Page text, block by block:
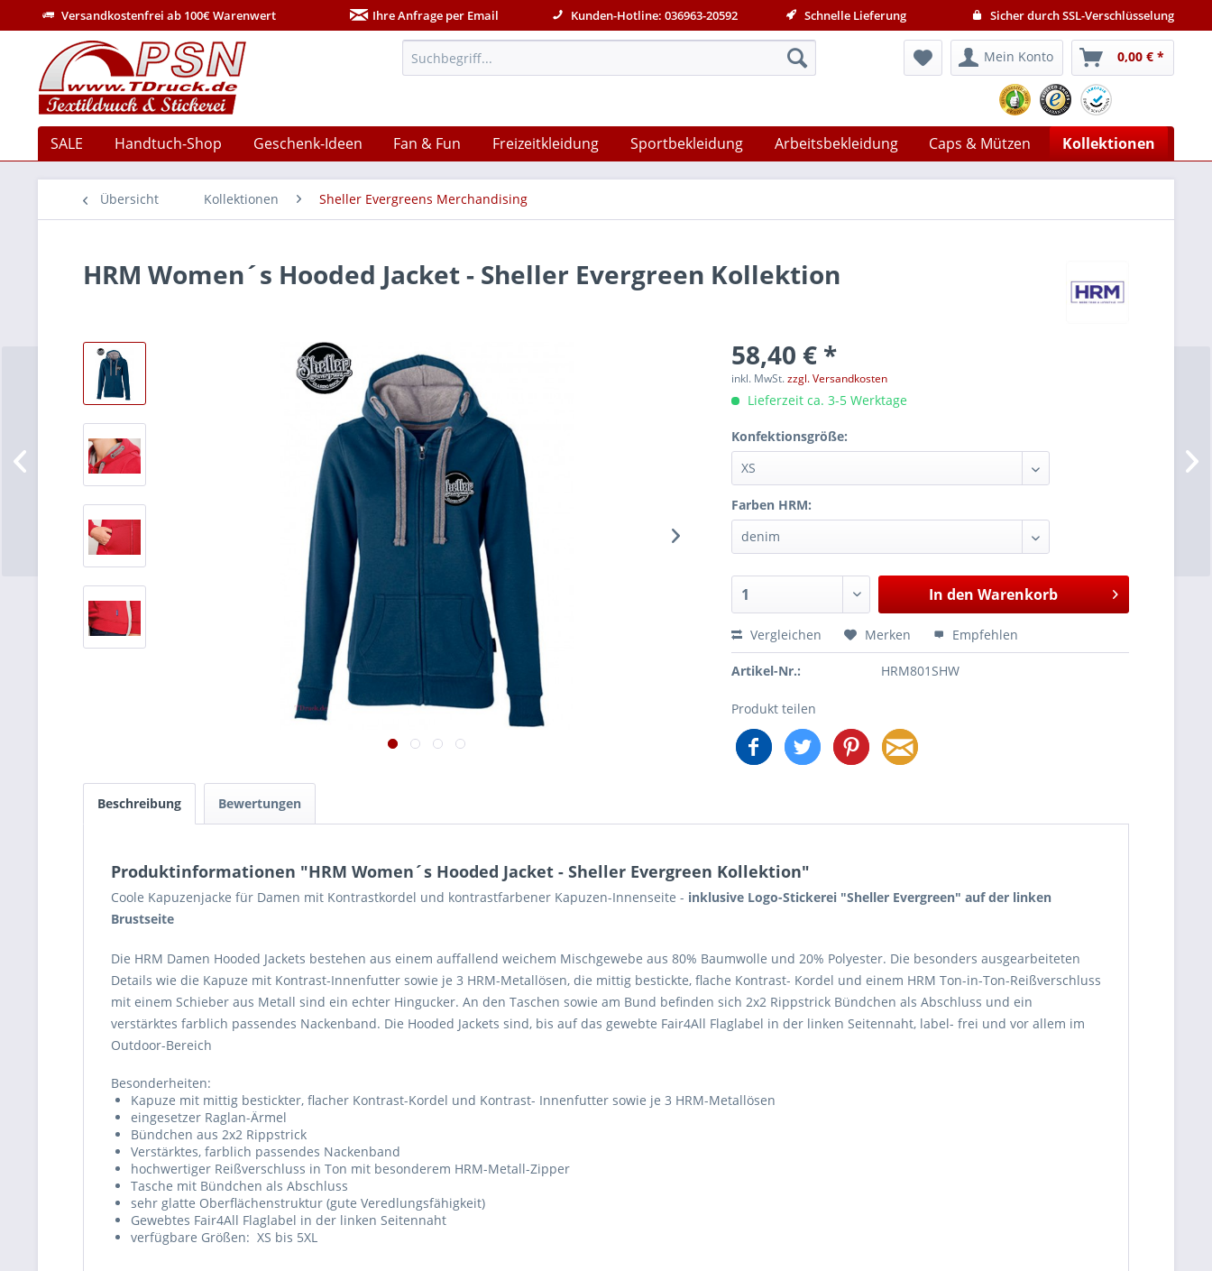
Versandkostenfrei ab 100€ Warenwert Ihre Anfrage per Email Kunden-Hotline: 036963-20592 Schnelle Lieferung Sicher durch SSL-Verschlüsselung
Mein Konto 0,00 € *
SALE Handtuch-Shop Geschenk-Ideen Fan & Fun Freizeitkleidung Sportbekleidung Arbeitsbekleidung Caps & Mützen Kollektionen
Übersicht Kollektionen Sheller Evergreens Merchandising
HRM Women´s Hooded Jacket - Sheller Evergreen Kollektion
58,40 € *
inkl. MwSt.zzgl. Versandkosten
Lieferzeit ca. 3-5 Werktage
Konfektionsgröße:
Farben HRM:
In den Warenkorb
Vergleichen Merken Empfehlen
Artikel-Nr.: HRM801SHW
Produkt teilen
Beschreibung Bewertungen
Produktinformationen "HRM Women´s Hooded Jacket - Sheller Evergreen Kollektion"
Coole Kapuzenjacke für Damen mit Kontrastkordel und kontrastfarbener Kapuzen-Innenseite - inklusive Logo-Stickerei "Sheller Evergreen" auf der linken
Brustseite
Die HRM Damen Hooded Jackets bestehen aus einem auffallend weichem Mischgewebe aus 80% Baumwolle und 20% Polyester. Die besonders ausgearbeiteten
Details wie die Kapuze mit Kontrast-Innenfutter sowie je 3 HRM-Metallösen, die mittig bestickte, flache Kontrast- Kordel und einem HRM Ton-in-Ton-Reißverschluss
mit einem Schieber aus Metall sind ein echter Hingucker. An den Taschen sowie am Bund befinden sich 2x2 Rippstrick Bündchen als Abschluss und ein
verstärktes farblich passendes Nackenband. Die Hooded Jackets sind, bis auf das gewebte Fair4All Flaglabel in der linken Seitennaht, label- frei und vor allem im
Outdoor-Bereich
Besonderheiten:
Kapuze mit mittig bestickter, flacher Kontrast-Kordel und Kontrast- Innenfutter sowie je 3 HRM-Metallösen
eingesetzer Raglan-Ärmel
Bündchen aus 2x2 Rippstrick
Verstärktes, farblich passendes Nackenband
hochwertiger Reißverschluss in Ton mit besonderem HRM-Metall-Zipper
Tasche mit Bündchen als Abschluss
sehr glatte Oberflächenstruktur (gute Veredlungsfähigkeit)
Gewebtes Fair4All Flaglabel in der linken Seitennaht
verfügbare Größen: XS bis 5XL